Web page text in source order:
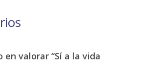
en valorar “Sí a la vida